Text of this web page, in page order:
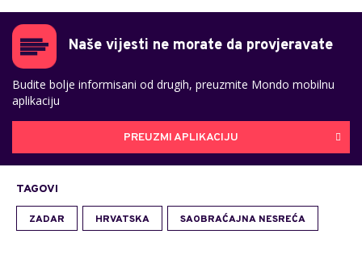
Naše vijesti ne morate da provjeravate
Budite bolje informisani od drugih, preuzmite Mondo mobilnu
aplikaciju
PREUZMI APLIKACIJU
TAGOVI
ZADAR HRVATSKA SAOBRAĆAJNA NESREĆA